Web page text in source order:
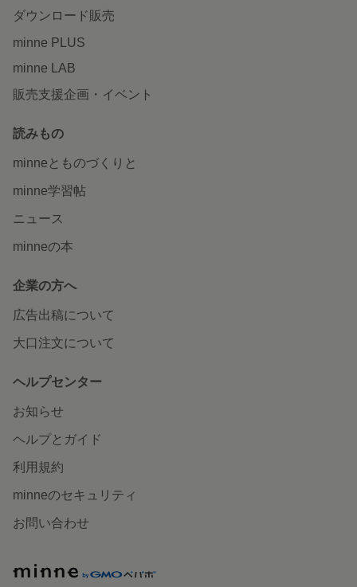
ダウンロード販売
minne PLUS
minne LAB
販売支援企画・イベント
読みもの
minneとものづくりと
minne学習帖
ニュース
minneの本
企業の方へ
広告出稿について
大口注文について
ヘルプセンター
お知らせ
ヘルプとガイド
利用規約
minneのセキュリティ
お問い合わせ